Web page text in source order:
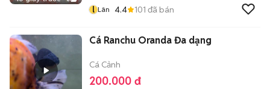
l Lân 4.4 101 đã bán
Cá Ranchu Oranda Đa dạng
Cá Cảnh
200.000 đ